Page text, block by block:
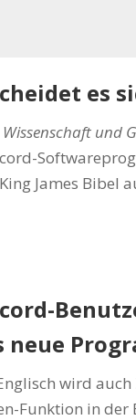
es
Wissenschaft und
James Bibel
wird auch
Funktion in